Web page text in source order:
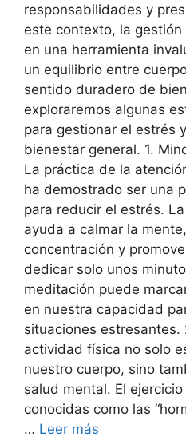
responsabilidades y
este contexto, la
en una herramienta
un equilibrio entre
sentido duradero de
exploraremos algunas
para gestionar el estrés
bienestar general. 1.
La práctica de la
ha demostrado ser una
para reducir el estrés.
ayuda a calmar la
concentración y
dedicar solo unos
meditación puede
en nuestra capacidad
situaciones estresantes.
actividad física no solo
nuestro cuerpo, sino
salud mental. El
conocidas como las
… Leer más